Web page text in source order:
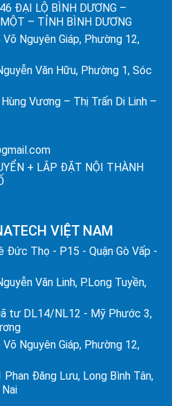
ĐẠI LỘ BÌNH DƯƠNG –
– TỈNH BÌNH DƯƠNG
Võ Nguyên Giáp, Phường 12,
Văn Hữu, Phường 1, Sóc
Vương – Thị Trấn Di Linh –
+ LẮP ĐẶT NỘI THÀNH
VIỆT NAM
Đức Thọ - P15 - Quận Gò Vấp -
Văn Linh, P.Long Tuyền,
tư DL14/NL12 - Mỹ Phước 3,
Võ Nguyên Giáp, Phường 12,
Phan Đăng Lưu, Long Bình Tân,